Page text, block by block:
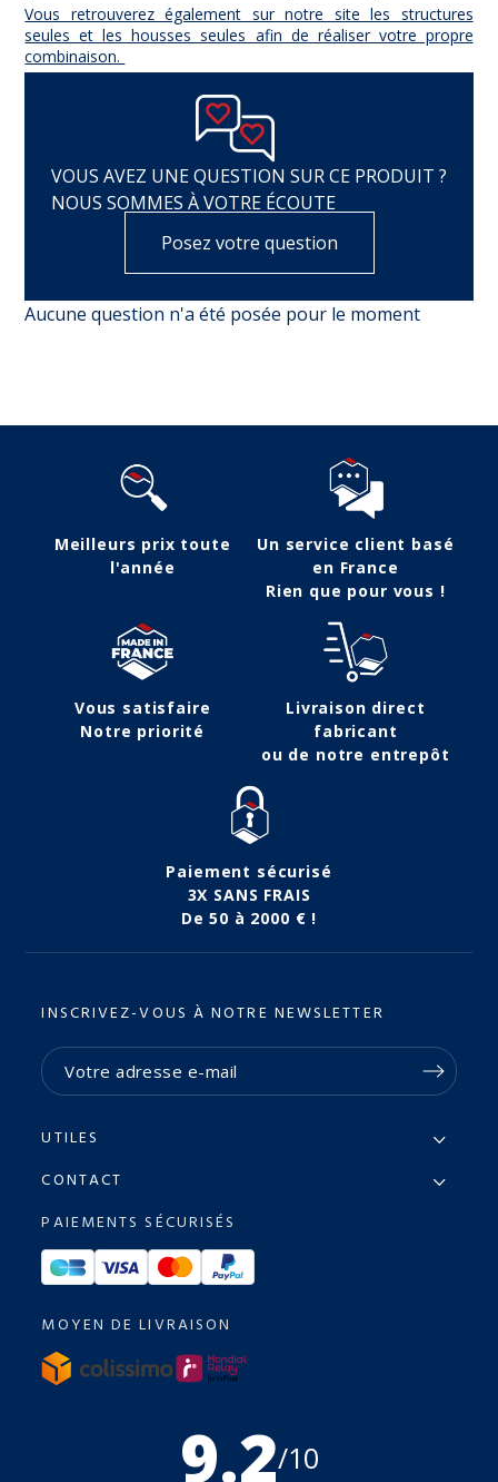
Vous retrouverez également sur notre site les structures
seules et les housses seules afin de réaliser votre propre
combinaison.
VOUS AVEZ UNE QUESTION SUR CE PRODUIT ?
NOUS SOMMES À VOTRE ÉCOUTE
Posez votre question
Aucune question n'a été posée pour le moment
Meilleurs prix toute
l'année
Un service client basé
en France
Rien que pour vous !
Vous satisfaire
Notre priorité
Livraison direct
fabricant
ou de notre entrepôt
Paiement sécurisé
3X SANS FRAIS
De 50 à 2000 € !
INSCRIVEZ-VOUS À NOTRE NEWSLETTER
UTILES
CONTACT
PAIEMENTS SÉCURISÉS
MOYEN DE LIVRAISON
9.2/10